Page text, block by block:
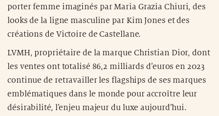
porter femme imaginés par Maria Grazia Chiuri, des
looks de la ligne masculine par Kim Jones et des
créations de Victoire de Castellane.
LVMH, propriétaire de la marque Christian Dior, dont
les ventes ont totalisé 86,2 milliards d’euros en 2023
continue de retravailler les flagships de ses marques
emblématiques dans le monde pour accroître leur
désirabilité, l’enjeu majeur du luxe aujourd’hui.